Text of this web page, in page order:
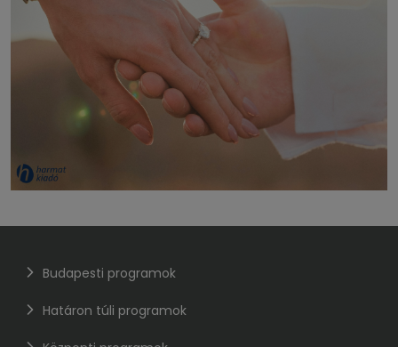
Budapesti programok
Határon túli programok